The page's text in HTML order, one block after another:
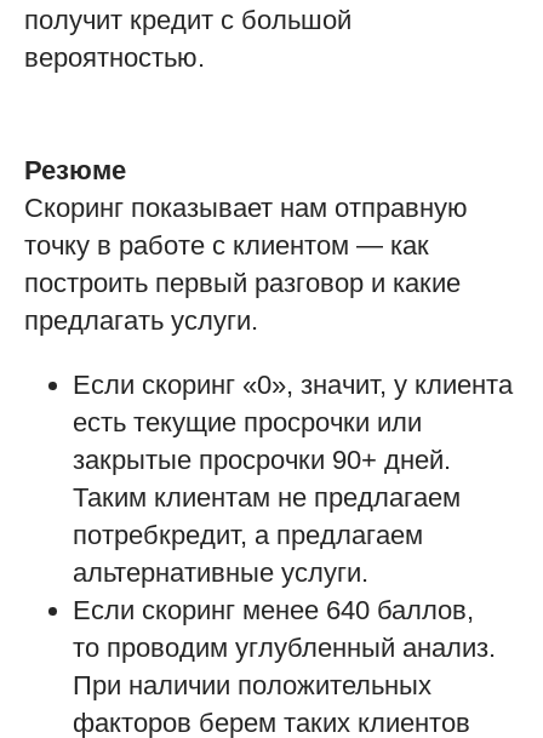
получит кредит с большой
вероятностью.
Резюме
Скоринг показывает нам отправную
точку в работе с клиентом — как
построить первый разговор и какие
предлагать услуги.
Если скоринг «0», значит, у клиента
есть текущие просрочки или
закрытые просрочки 90+ дней.
Таким клиентам не предлагаем
потребкредит, а предлагаем
альтернативные услуги.
Если скоринг менее 640 баллов,
то проводим углубленный анализ.
При наличии положительных
факторов берем таких клиентов